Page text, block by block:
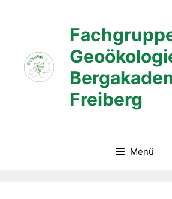
Freiberg
Menü